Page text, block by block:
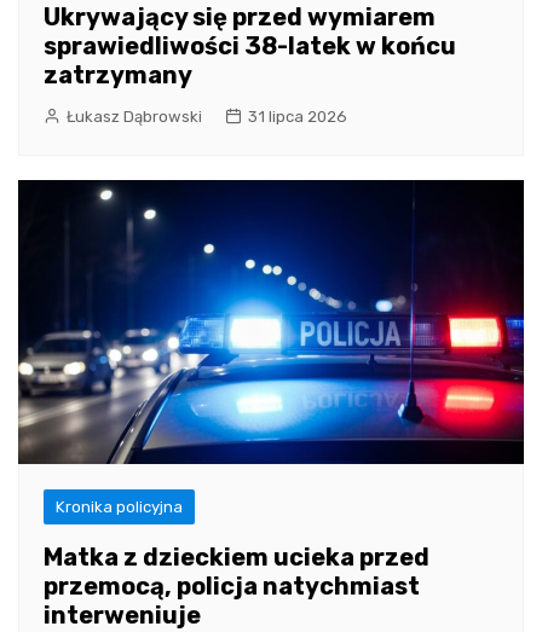
Ukrywający się przed wymiarem
sprawiedliwości 38-latek w końcu
zatrzymany
Łukasz Dąbrowski 31 lipca 2026
Kronika policyjna
Matka z dzieckiem ucieka przed
przemocą, policja natychmiast
interweniuje